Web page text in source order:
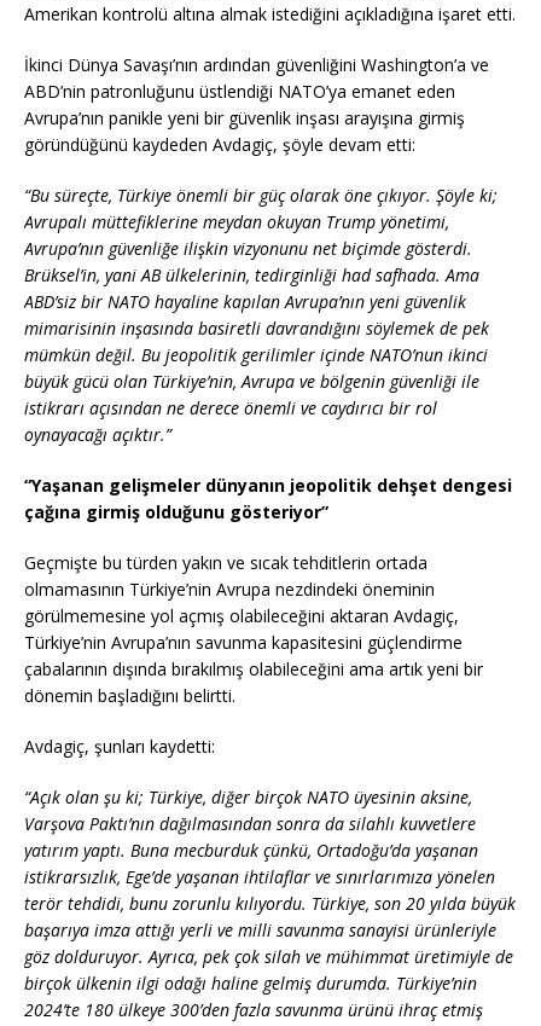
Amerikan kontrolü altına almak istediğini açıkladığına işaret etti.
İkinci Dünya Savaşı’nın ardından güvenliğini Washington’a ve
ABD’nin patronluğunu üstlendiği NATO’ya emanet eden
Avrupa’nın panikle yeni bir güvenlik inşası arayışına girmiş
göründüğünü kaydeden Avdagiç, şöyle devam etti:
“Bu süreçte, Türkiye önemli bir güç olarak öne çıkıyor. Şöyle ki;
Avrupalı müttefiklerine meydan okuyan Trump yönetimi,
Avrupa’nın güvenliğe ilişkin vizyonunu net biçimde gösterdi.
Brüksel’in, yani AB ülkelerinin, tedirginliği had safhada. Ama
ABD’siz bir NATO hayaline kapılan Avrupa’nın yeni güvenlik
mimarisinin inşasında basiretli davrandığını söylemek de pek
mümkün değil. Bu jeopolitik gerilimler içinde NATO’nun ikinci
büyük gücü olan Türkiye’nin, Avrupa ve bölgenin güvenliği ile
istikrarı açısından ne derece önemli ve caydırıcı bir rol
oynayacağı açıktır.”
“Yaşanan gelişmeler dünyanın jeopolitik dehşet dengesi
çağına girmiş olduğunu gösteriyor”
Geçmişte bu türden yakın ve sıcak tehditlerin ortada
olmamasının Türkiye’nin Avrupa nezdindeki öneminin
görülmemesine yol açmış olabileceğini aktaran Avdagiç,
Türkiye’nin Avrupa’nın savunma kapasitesini güçlendirme
çabalarının dışında bırakılmış olabileceğini ama artık yeni bir
dönemin başladığını belirtti.
Avdagiç, şunları kaydetti:
“Açık olan şu ki; Türkiye, diğer birçok NATO üyesinin aksine,
Varşova Paktı’nın dağılmasından sonra da silahlı kuvvetlere
yatırım yaptı. Buna mecburduk çünkü, Ortadoğu’da yaşanan
istikrarsızlık, Ege’de yaşanan ihtilaflar ve sınırlarımıza yönelen
terör tehdidi, bunu zorunlu kılıyordu. Türkiye, son 20 yılda büyük
başarıya imza attığı yerli ve milli savunma sanayisi ürünleriyle
göz dolduruyor. Ayrıca, pek çok silah ve mühimmat üretimiyle de
birçok ülkenin ilgi odağı haline gelmiş durumda. Türkiye’nin
2024’te 180 ülkeye 300’den fazla savunma ürünü ihraç etmiş